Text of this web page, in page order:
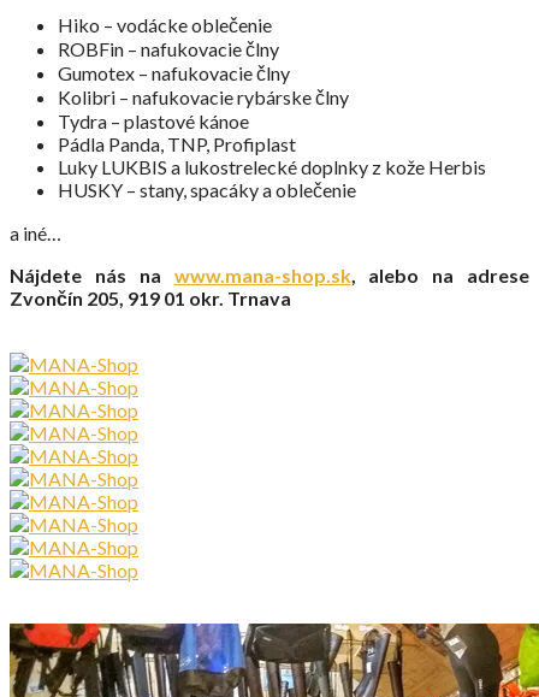
Hiko – vodácke oblečenie
ROBFin – nafukovacie člny
Gumotex – nafukovacie člny
Kolibri – nafukovacie rybárske člny
Tydra – plastové kánoe
Pádla Panda, TNP, Profiplast
Luky LUKBIS a lukostrelecké doplnky z kože Herbis
HUSKY – stany, spacáky a oblečenie
a iné…
Nájdete nás na www.mana-shop.sk, alebo na adrese
Zvončín 205, 919 01 okr. Trnava